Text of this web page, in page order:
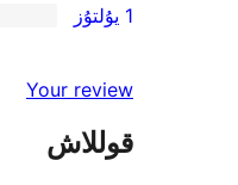
باھالاش
يۇلتۇز
2-
باھالاش
يۇلتۇز
باھالاش
1 يۇلتۇز
Your review
قوللاش